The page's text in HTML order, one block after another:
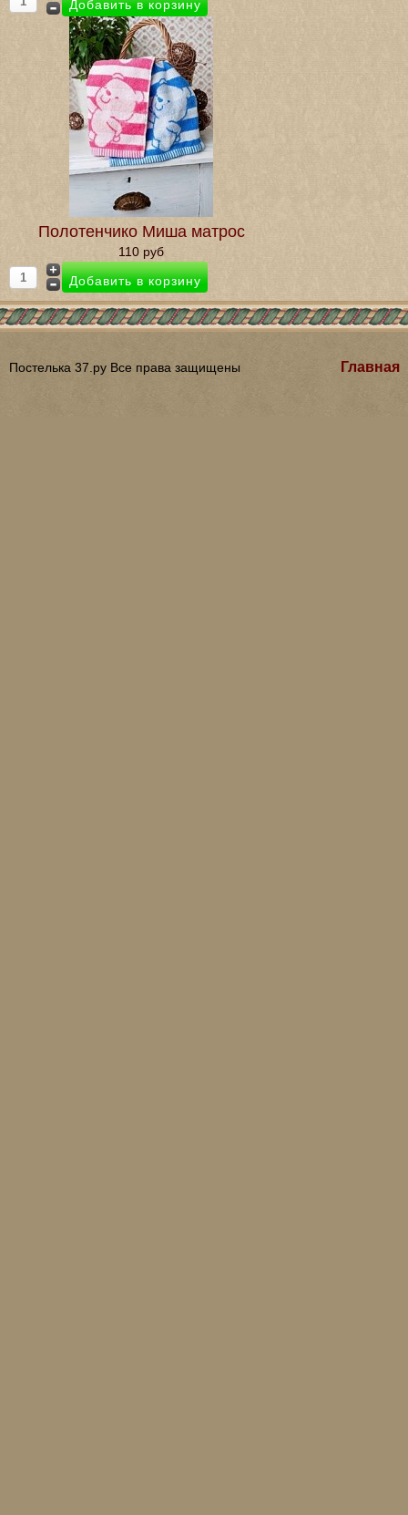
Полотенчико Миша матрос
110 руб
Постелька 37.ру Все права защищены Главная